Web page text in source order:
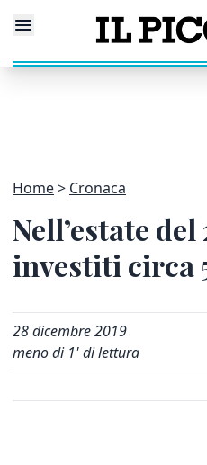
Home Cronaca
Nell’estate
investiti circa
28 dicembre 2019
meno di 1' di lettura